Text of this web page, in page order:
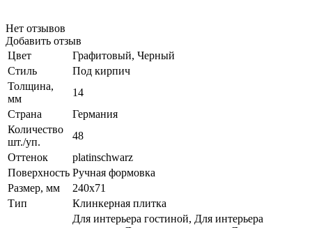
Нет отзывов
Добавить отзыв
Цвет
Графитовый, Черный
Стиль
Под кирпич
Толщина,
мм
14
Страна
Германия
Количество
шт./уп.
48
Оттенок
platinschwarz
Поверхность Ручная формовка
Размер, мм
240x71
Тип
Клинкерная плитка
Для интерьера гостиной, Для интерьера